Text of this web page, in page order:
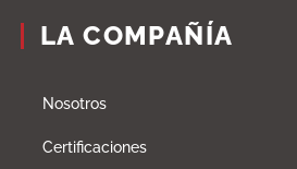
LA COMPAÑÍA
Nosotros
Certificaciones